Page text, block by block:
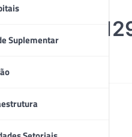
Suplementar